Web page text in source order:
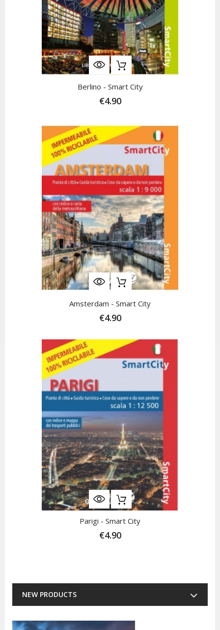
Berlino - Smart City
€4.90
Amsterdam - Smart City
€4.90
Parigi - Smart City
€4.90
NEW PRODUCTS